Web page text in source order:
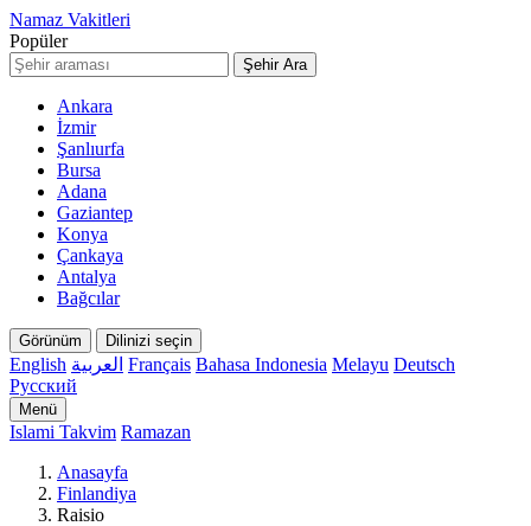
Namaz Vakitleri
Popüler
Şehir Ara
Ankara
İzmir
Şanlıurfa
Bursa
Adana
Gaziantep
Konya
Çankaya
Antalya
Bağcılar
Görünüm Dilinizi seçin
English العربية Français Bahasa Indonesia Melayu Deutsch
Русский
Menü
Islami Takvim Ramazan
Anasayfa
Finlandiya
Raisio